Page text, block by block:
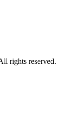
rights reserved.